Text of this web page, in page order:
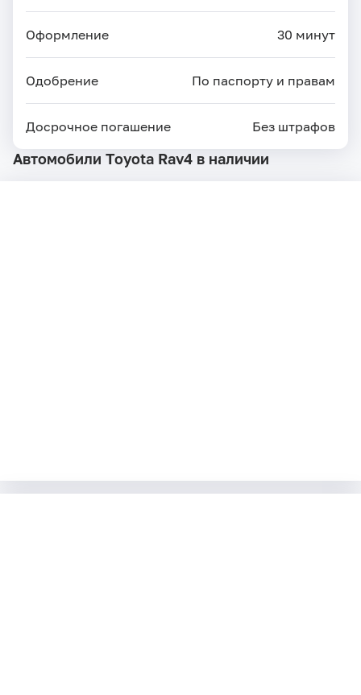
Оформление 30 минут
Одобрение По паспорту и правам
Досрочное погашение Без штрафов
Автомобили Toyota Rav4 в наличии